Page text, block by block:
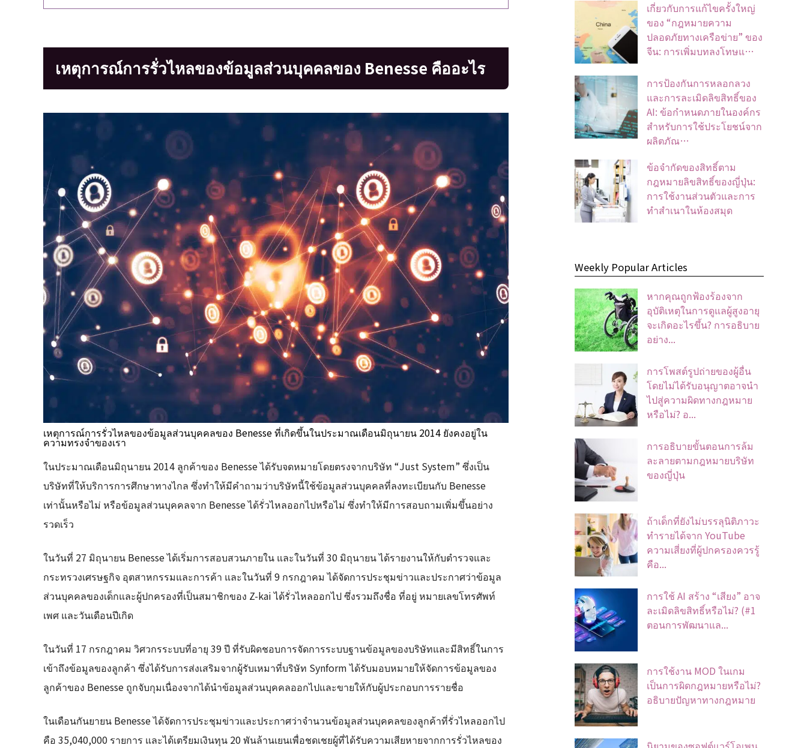
เหตุการณ์การรั่วไหลของข้อมูลส่วนบุคคลของ Benesse คืออะไร
เหตุการณ์การรั่วไหลของข้อมูลส่วนบุคคลของ Benesse ที่เกิดขึ้นในประมาณเดือนมิถุนายน 2014 ยังคงอยู่ใน
ความทรงจำของเรา
ในประมาณเดือนมิถุนายน 2014 ลูกค้าของ Benesse ได้รับจดหมายโดยตรงจากบริษัท “Just System” ซึ่งเป็น
บริษัทที่ให้บริการการศึกษาทางไกล ซึ่งทำให้มีคำถามว่าบริษัทนี้ใช้ข้อมูลส่วนบุคคลที่ลงทะเบียนกับ Benesse
เท่านั้นหรือไม่ หรือข้อมูลส่วนบุคคลจาก Benesse ได้รั่วไหลออกไปหรือไม่ ซึ่งทำให้มีการสอบถามเพิ่มขึ้นอย่าง
รวดเร็ว
ในวันที่ 27 มิถุนายน Benesse ได้เริ่มการสอบสวนภายใน และในวันที่ 30 มิถุนายน ได้รายงานให้กับตำรวจและ
กระทรวงเศรษฐกิจ อุตสาหกรรมและการค้า และในวันที่ 9 กรกฎาคม ได้จัดการประชุมข่าวและประกาศว่าข้อมูล
ส่วนบุคคลของเด็กและผู้ปกครองที่เป็นสมาชิกของ Z-kai ได้รั่วไหลออกไป ซึ่งรวมถึงชื่อ ที่อยู่ หมายเลขโทรศัพท์
เพศ และวันเดือนปีเกิด
ในวันที่ 17 กรกฎาคม วิศวกรระบบที่อายุ 39 ปี ที่รับผิดชอบการจัดการระบบฐานข้อมูลของบริษัทและมีสิทธิ์ในการ
เข้าถึงข้อมูลของลูกค้า ซึ่งได้รับการส่งเสริมจากผู้รับเหมาที่บริษัท Synform ได้รับมอบหมายให้จัดการข้อมูลของ
ลูกค้าของ Benesse ถูกจับกุมเนื่องจากได้นำข้อมูลส่วนบุคคลออกไปและขายให้กับผู้ประกอบการรายชื่อ
ในเดือนกันยายน Benesse ได้จัดการประชุมข่าวและประกาศว่าจำนวนข้อมูลส่วนบุคคลของลูกค้าที่รั่วไหลออกไป
คือ 35,040,000 รายการ และได้เตรียมเงินทุน 20 พันล้านเยนเพื่อชดเชยผู้ที่ได้รับความเสียหายจากการรั่วไหลของ
เกี่ยวกับการแก้ไขครั้งใหญ่
ของ “กฎหมายความ
ปลอดภัยทางเครือข่าย” ของ
จีน: การเพิ่มบทลงโทษแ…
การป้องกันการหลอกลวง
และการละเมิดลิขสิทธิ์ของ
AI: ข้อกำหนดภายในองค์กร
สำหรับการใช้ประโยชน์จาก
ผลิตภัณ…
ข้อจํากัดของสิทธิ์ตาม
กฎหมายลิขสิทธิ์ของญี่ปุ่น:
การใช้งานส่วนตัวและการ
ทําสําเนาในห้องสมุด
Weekly Popular Articles
หากคุณถูกฟ้องร้องจาก
อุบัติเหตุในการดูแลผู้สูงอายุ
จะเกิดอะไรขึ้น? การอธิบาย
อย่าง...
การโพสต์รูปถ่ายของผู้อื่น
โดยไม่ได้รับอนุญาตอาจนํา
ไปสู่ความผิดทางกฎหมาย
หรือไม่? อ...
การอธิบายขั้นตอนการล้ม
ละลายตามกฎหมายบริษัท
ของญี่ปุ่น
ถ้าเด็กที่ยังไม่บรรลุนิติภาวะ
ทำรายได้จาก YouTube
ความเสี่ยงที่ผู้ปกครองควรรู้
คือ...
การใช้ AI สร้าง “เสียง” อาจ
ละเมิดลิขสิทธิ์หรือไม่? (#1
ตอนการพัฒนาแล...
การใช้งาน MOD ในเกม
เป็นการผิดกฎหมายหรือไม่?
อธิบายปัญหาทางกฎหมาย